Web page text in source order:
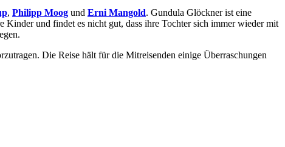
, Philipp Moog und Erni Mangold. Gundula Glöckner ist eine
und findet es nicht gut, dass ihre Tochter sich immer wieder mit
Die Reise hält für die Mitreisenden einige Überraschungen